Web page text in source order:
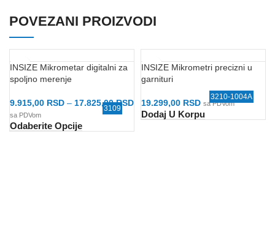
POVEZANI PROIZVODI
INSIZE Mikrometar digitalni za
spoljno merenje
9.915,00 RSD – 17.825,00RSD
sa PDVom
Odaberite Opcije
3109
INSIZE Mikrometri precizni u
garnituri
19.299,00 RSD sa PDVom
Dodaj U Korpu
3210-1004A